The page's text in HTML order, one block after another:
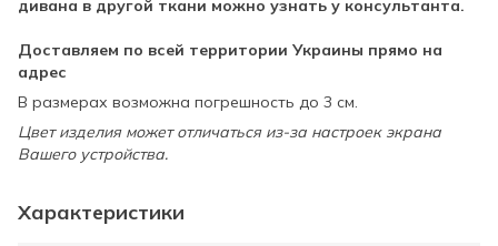
дивана в другой ткани можно узнать у консультанта.
Доставляем по всей территории Украины прямо на
адрес
В размерах возможна погрешность до 3 см.
Цвет изделия может отличаться из-за настроек экрана
Вашего устройства.
Характеристики